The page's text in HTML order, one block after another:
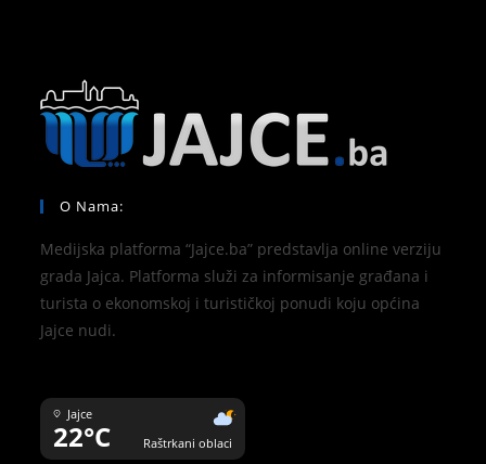
O Nama:
Medijska platforma “Jajce.ba” predstavlja online verziju
grada Jajca. Platforma služi za informisanje građana i
turista o ekonomskoj i turističkoj ponudi koju općina
Jajce nudi.
Jajce
22°C Raštrkani oblaci